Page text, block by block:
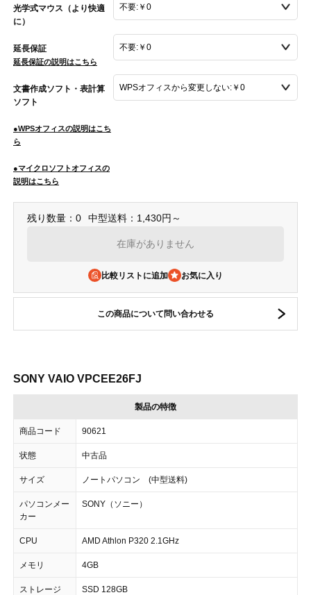
光学式マウス（より快適
に）
延長保証
延長保証の説明はこちら
文書作成ソフト・表計算
ソフト
●WPSオフィスの説明はこち
ら
●マイクロソフトオフィスの
説明はこちら
残り数量：0 中型送料：1,430円～
在庫がありません
比較リストに追加
この商品について問い合わせる
SONY VAIO VPCEE26FJ
製品の特徴
商品コード 90621
状態 中古品
サイズ ノートパソコン (中型送料)
パソコンメー
カー
SONY（ソニー）
CPU AMD Athlon P320 2.1GHz
メモリ 4GB
ストレージ SSD 128GB